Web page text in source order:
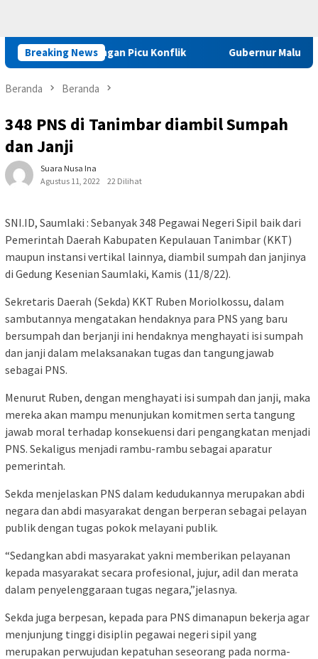
Breaking News
Jangan Picu Konflik Gubernur Maluku : Pelaku
Beranda Beranda
348 PNS di Tanimbar diambil Sumpah
dan Janji
Suara Nusa Ina
Agustus 11, 2022
22 Dilihat
SNI.ID, Saumlaki : Sebanyak 348 Pegawai Negeri Sipil baik dari
Pemerintah Daerah Kabupaten Kepulauan Tanimbar (KKT)
maupun instansi vertikal lainnya, diambil sumpah dan janjinya
di Gedung Kesenian Saumlaki, Kamis (11/8/22).
Sekretaris Daerah (Sekda) KKT Ruben Moriolkossu, dalam
sambutannya mengatakan hendaknya para PNS yang baru
bersumpah dan berjanji ini hendaknya menghayati isi sumpah
dan janji dalam melaksanakan tugas dan tangungjawab
sebagai PNS.
Menurut Ruben, dengan menghayati isi sumpah dan janji, maka
mereka akan mampu menunjukan komitmen serta tangung
jawab moral terhadap konsekuensi dari pengangkatan menjadi
PNS. Sekaligus menjadi rambu-rambu sebagai aparatur
pemerintah.
Sekda menjelaskan PNS dalam kedudukannya merupakan abdi
negara dan abdi masyarakat dengan berperan sebagai pelayan
publik dengan tugas pokok melayani publik.
“Sedangkan abdi masyarakat yakni memberikan pelayanan
kepada masyarakat secara profesional, jujur, adil dan merata
dalam penyelenggaraan tugas negara,”jelasnya.
Sekda juga berpesan, kepada para PNS dimanapun bekerja agar
menjunjung tinggi disiplin pegawai negeri sipil yang
merupakan perwujudan kepatuhan seseorang pada norma-